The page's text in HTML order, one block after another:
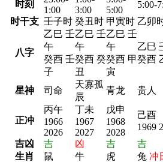
时刻
1:00
3:00
5:00
5:00-
时干支 壬子时 癸丑时 甲寅时 乙卯
八字
乙巳 壬
午
癸酉 壬
子
乙巳 壬
午
癸酉 癸
丑
乙巳 壬
午
癸酉 甲
寅
乙巳
癸酉
星神
司命
天寡孤
辰
青龙 贵人
正冲
丙午
1966
2026
丁未
1967
2027
戊申
1968
2028
己酉
1969
吉凶
吉 凶 吉 吉
生肖
鼠 牛 虎 兔 冲